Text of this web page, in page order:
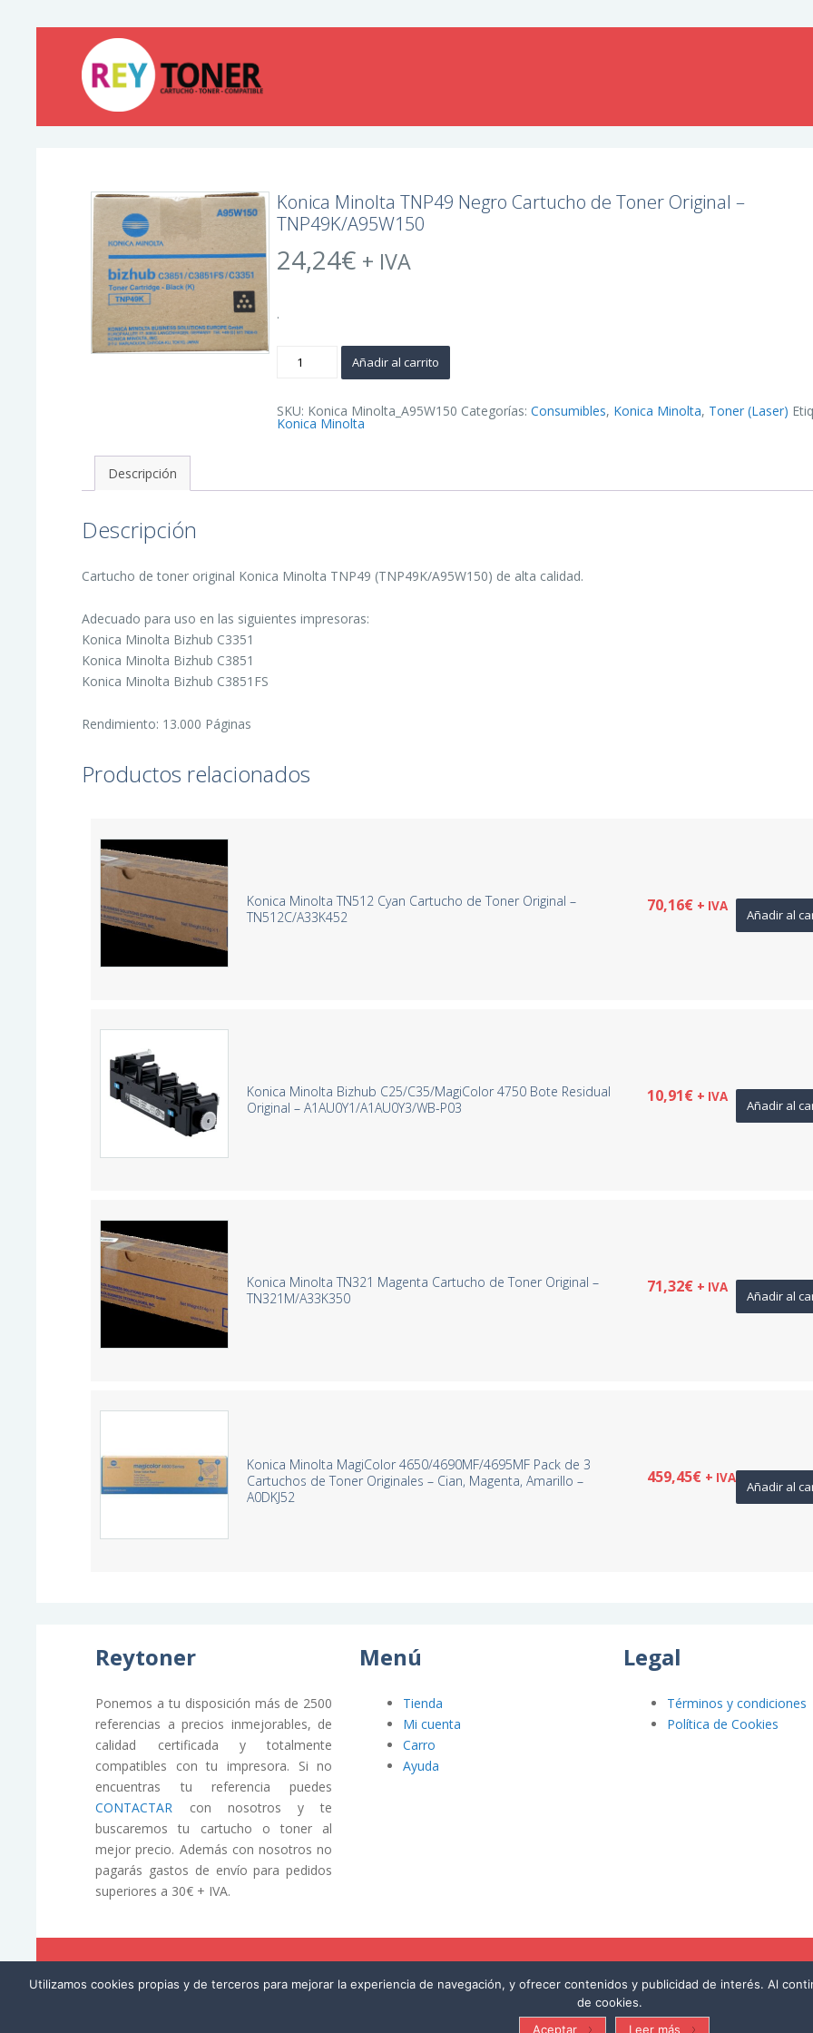
Konica Minolta TNP49 Negro Cartucho de Toner Original –
TNP49K/A95W150
24,24€ + IVA
.
Minolta
de
Toner
Añadir al carrito
SKU: Konica Minolta_A95W150 Categorías:Consumibles, Konica Minolta, Toner (Laser)
Konica Minolta
Descripción
Descripción
Cartucho de toner original Konica Minolta TNP49 (TNP49K/A95W150) de alta calidad.
Adecuado para uso en las siguientes impresoras:
Konica Minolta Bizhub C3351
Konica Minolta Bizhub C3851
Konica Minolta Bizhub C3851FS
Rendimiento: 13.000 Páginas
Productos relacionados
Konica Minolta TN512 Cyan Cartucho de Toner Original –
TN512C/A33K452
70,16€ + IVA
Añadir al
Konica Minolta Bizhub C25/C35/MagiColor 4750 Bote Residual
Original – A1AU0Y1/A1AU0Y3/WB-P03
10,91€ + IVA
Añadir al
Konica Minolta TN321 Magenta Cartucho de Toner Original –
TN321M/A33K350
71,32€ + IVA
Añadir al
Konica Minolta MagiColor 4650/4690MF/4695MF Pack de 3
Cartuchos de Toner Originales – Cian, Magenta, Amarillo –
A0DKJ52
459,45€ + IVA
Añadir al
Reytoner
Ponemos a tu disposición más de 2500
referencias a precios inmejorables, de
calidad certificada y totalmente
compatibles con tu impresora. Si no
encuentras tu referencia puedes
CONTACTAR con nosotros y te
buscaremos tu cartucho o toner al
mejor precio. Además con nosotros no
pagarás gastos de envío para pedidos
superiores a 30€ + IVA.
Menú
Tienda
Mi cuenta
Carro
Ayuda
Legal
Términos y condiciones
Política de Cookies
© REYTONER 2015 –Términos y condiciones
Utilizamos cookies propias y de terceros para mejorar la experiencia de navegación, y ofrecer contenidos y publicidad de interés. Al
de cookies.
Aceptar
Leer más